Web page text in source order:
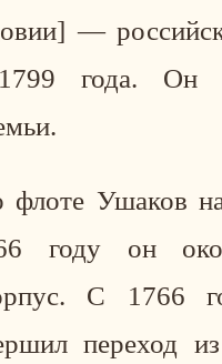
—
года. Он
Ушаков
году он
С 1766
переход